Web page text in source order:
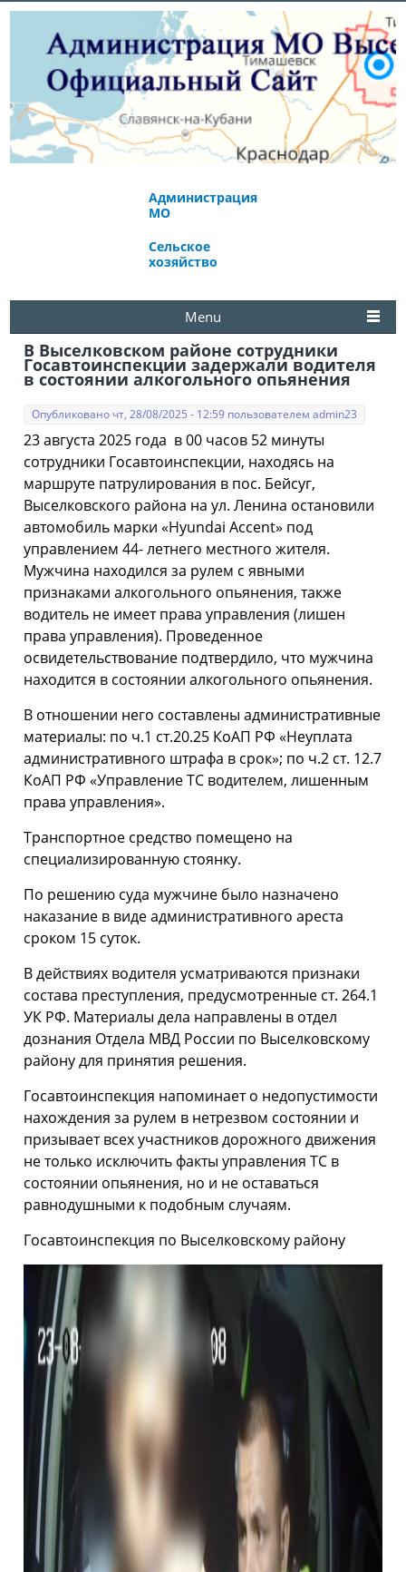
Администрация
МО
Сельское
хозяйство
Menu
В Выселковском районе сотрудники
Госавтоинспекции задержали водителя
в состоянии алкогольного опьянения
Опубликовано чт, 28/08/2025 - 12:59 пользователемadmin23
23 августа 2025 года в 00 часов 52 минуты
сотрудники Госавтоинспекции, находясь на
маршруте патрулирования в пос. Бейсуг,
Выселковского района на ул. Ленина остановили
автомобиль марки «Hyundai Accent» под
управлением 44- летнего местного жителя.
Мужчина находился за рулем с явными
признаками алкогольного опьянения, также
водитель не имеет права управления (лишен
права управления). Проведенное
освидетельствование подтвердило, что мужчина
находится в состоянии алкогольного опьянения.
В отношении него составлены административные
материалы: по ч.1 ст.20.25 КоАП РФ «Неуплата
административного штрафа в срок»; по ч.2 ст. 12.7
КоАП РФ «Управление ТС водителем, лишенным
права управления».
Транспортное средство помещено на
специализированную стоянку.
По решению суда мужчине было назначено
наказание в виде административного ареста
сроком 15 суток.
В действиях водителя усматриваются признаки
состава преступления, предусмотренные ст. 264.1
УК РФ. Материалы дела направлены в отдел
дознания Отдела МВД России по Выселковскому
району для принятия решения.
Госавтоинспекция напоминает о недопустимости
нахождения за рулем в нетрезвом состоянии и
призывает всех участников дорожного движения
не только исключить факты управления ТС в
состоянии опьянения, но и не оставаться
равнодушными к подобным случаям.
Госавтоинспекция по Выселковскому району